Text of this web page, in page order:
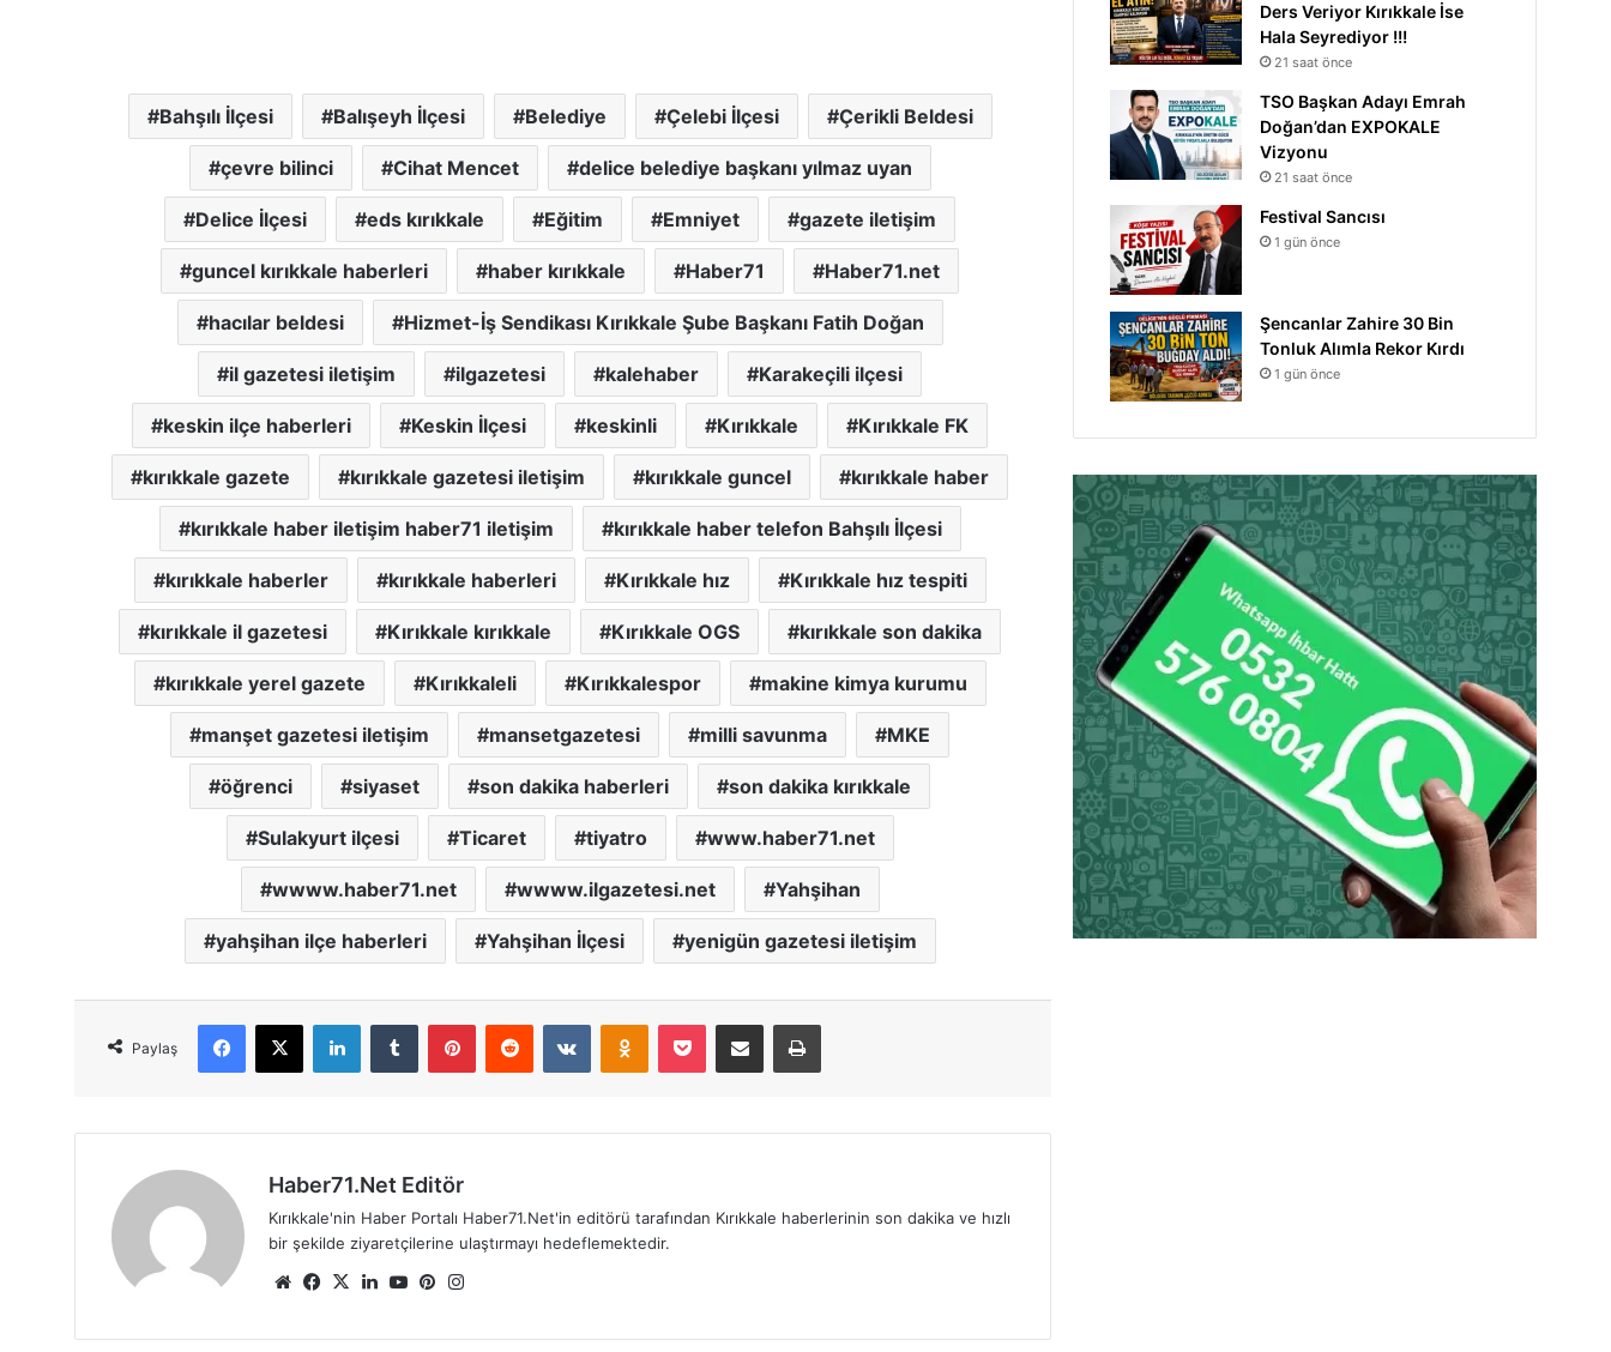
Bahşılı İlçesi Balışeyh İlçesi Belediye Çelebi İlçesi Çerikli Beldesi
çevre bilinci Cihat Mencet delice belediye başkanı yılmaz uyan
Delice İlçesi eds kırıkkale Eğitim Emniyet gazete iletişim
guncel kırıkkale haberleri haber kırıkkale Haber71 Haber71.net
hacılar beldesi Hizmet-İş Sendikası Kırıkkale Şube Başkanı Fatih Doğan
il gazetesi iletişim ilgazetesi kalehaber Karakeçili ilçesi
keskin ilçe haberleri Keskin İlçesi keskinli Kırıkkale Kırıkkale FK
kırıkkale gazete kırıkkale gazetesi iletişim kırıkkale guncel kırıkkale haber
kırıkkale haber iletişim haber71 iletişim kırıkkale haber telefon Bahşılı İlçesi
kırıkkale haberler kırıkkale haberleri Kırıkkale hız Kırıkkale hız tespiti
kırıkkale il gazetesi Kırıkkale kırıkkale Kırıkkale OGS kırıkkale son dakika
kırıkkale yerel gazete Kırıkkaleli Kırıkkalespor makine kimya kurumu
manşet gazetesi iletişim mansetgazetesi milli savunma MKE
öğrenci siyaset son dakika haberleri son dakika kırıkkale
Sulakyurt ilçesi Ticaret tiyatro www.haber71.net
wwww.haber71.net wwww.ilgazetesi.net Yahşihan
yahşihan ilçe haberleri Yahşihan İlçesi yenigün gazetesi iletişim
Paylaş
Haber71.Net Editör
Kırıkkale'nin Haber Portalı Haber71.Net'in editörü tarafından Kırıkkale haberlerinin son dakika ve hızlı
bir şekilde ziyaretçilerine ulaştırmayı hedeflemektedir.
We
sit
Fa
bo
X
Lin
dIn
Yo
ub
Pin
est ra
Ders Veriyor Kırıkkale İse
Hala Seyrediyor !!!
21 saat önce
TSO Başkan Adayı Emrah
Doğan’dan EXPOKALE
Vizyonu
21 saat önce
Festival Sancısı
1 gün önce
Şencanlar Zahire 30 Bin
Tonluk Alımla Rekor Kırdı
1 gün önce